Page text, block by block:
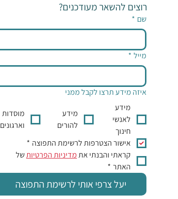
רוצים להשאר מעודכנים?
שם *
מייל *
איזה מידע תרצו לקבל ממני
מידע
לאנשי
חינוך
מידע
להורים
מוסדות
וארגונים
אישור הצטרפות לרשימת התפוצה *
קראתי והבנתי את מדיניות הפרטיות
האתר *
יעל צרפי אותי לרשימת התפוצה